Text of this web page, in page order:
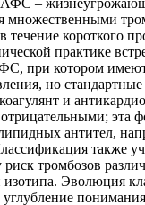
множественными
течение короткого
практике
при котором
но стандартные
и
эта
антител,
также
тромбозов
изотипа. Эволюция